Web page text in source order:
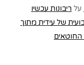
על ריבונות עכשיו
של עידית מתוך
החוטאים